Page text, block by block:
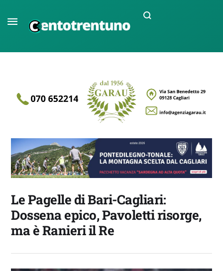
Le Pagelle di Bari-Cagliari:
Dossena epico, Pavoletti risorge,
ma è Ranieri il Re